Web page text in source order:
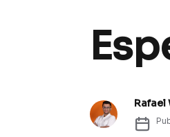
Rafael